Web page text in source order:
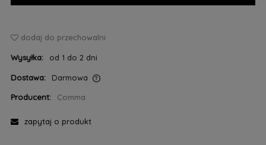
dodaj do przechowalni
Wysyłka: od 1 do 2 dni
Dostawa:
Darmowa
Producent:
Comma
zapytaj o produkt